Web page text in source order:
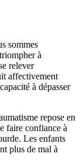
sommes
à
relever
affectivement
à dépasser
repose en
faire confiance à
Les enfants
plus de mal à